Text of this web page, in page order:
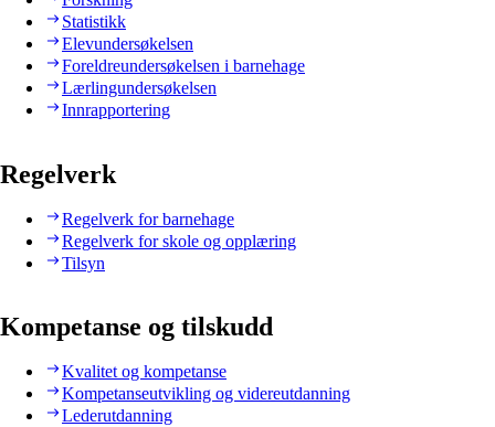
Statistikk
Elevundersøkelsen
Foreldreundersøkelsen i barnehage
Lærlingundersøkelsen
Innrapportering
Regelverk
Regelverk for barnehage
Regelverk for skole og opplæring
Tilsyn
Kompetanse og tilskudd
Kvalitet og kompetanse
Kompetanseutvikling og videreutdanning
Lederutdanning